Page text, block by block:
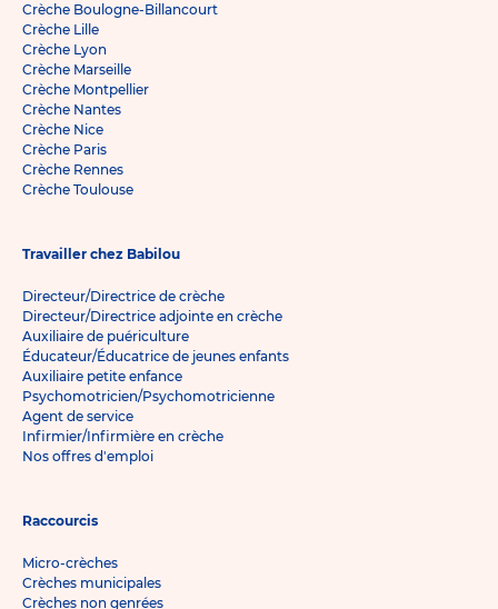
Crèche Boulogne-Billancourt
Crèche Lille
Crèche Lyon
Crèche Marseille
Crèche Montpellier
Crèche Nantes
Crèche Nice
Crèche Paris
Crèche Rennes
Crèche Toulouse
Travailler chez Babilou
Directeur/Directrice de crèche
Directeur/Directrice adjointe en crèche
Auxiliaire de puériculture
Éducateur/Éducatrice de jeunes enfants
Auxiliaire petite enfance
Psychomotricien/Psychomotricienne
Agent de service
Infirmier/Infirmière en crèche
Nos offres d'emploi
Raccourcis
Micro-crèches
Crèches municipales
Crèches non genrées